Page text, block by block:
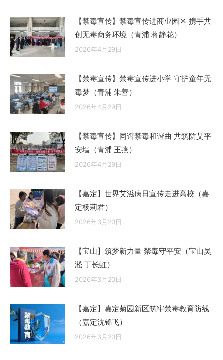
【禁毒宣传】禁毒宣传进商业园区 携手共
创无毒商务环境（青浦 蒋静花）
2026年4月29日
【禁毒宣传】禁毒宣传进小学 守护童年无
毒梦（青浦 朱善）
2026年4月29日
【禁毒宣传】同谱禁毒和谐曲 共筑防艾平
安墙（青浦 王燕）
2026年4月29日
【嘉定】世界艾滋病日宣传走进高校（嘉
定杨莉君）
2026年3月20日
【宝山】筑梦新力量 禁毒守平安（宝山吴
淞 丁长虹）
2026年3月20日
【嘉定】嘉定菊园新区筑牢禁毒教育防线
（嘉定沈锦飞）
2026年3月20日